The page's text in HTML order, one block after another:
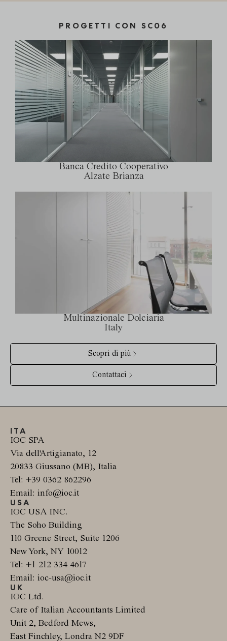
PROGETTI CON SC06
Banca Credito Cooperativo
Alzate Brianza
Multinazionale Dolciaria
Italy
Scopri di più
Contattaci
ITA
IOC SPA
Via dell'Artigianato, 12
20833 Giussano (MB), Italia
Tel: +39 0362 862296
Email: info@ioc.it
USA
IOC USA INC.
The Soho Building
110 Greene Street, Suite 1206
New York, NY 10012
Tel: +1 212 334 4617
Email: ioc-usa@ioc.it
UK
IOC Ltd.
Care of Italian Accountants Limited
Unit 2, Bedford Mews,
East Finchley, Londra N2 9DF